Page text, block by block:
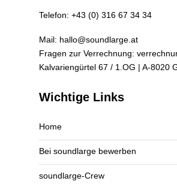
Telefon: +43 (0) 316 67 34 34
Mail: hallo@soundlarge.at
Fragen zur Verrechnung:
Kalvariengürtel 67 / 1.OG | A-8020
Wichtige Links
Home
Bei soundlarge bewerben
soundlarge-Crew